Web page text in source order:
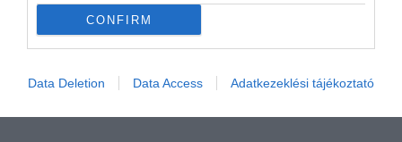
CONFIRM
Data Deletion Data Access Adatkezeklési tájékoztató